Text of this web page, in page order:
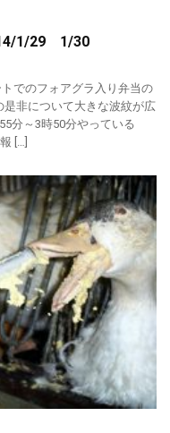
1/29 1/30
でのフォアグラ入り弁当の
非について大きな波紋が広
分～3時50分やっている
[…]